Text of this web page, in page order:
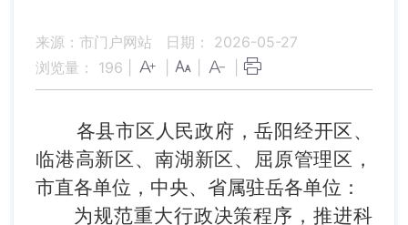
来源：市门户网站
日期： 2026-05-27
浏览量： 196
各县市区人民政府，岳阳经开区、
临港高新 区、南湖新区、屈原管理区，
市直各单位，中央、省属驻岳各单位：
为规范重大行政决策程序，推进科